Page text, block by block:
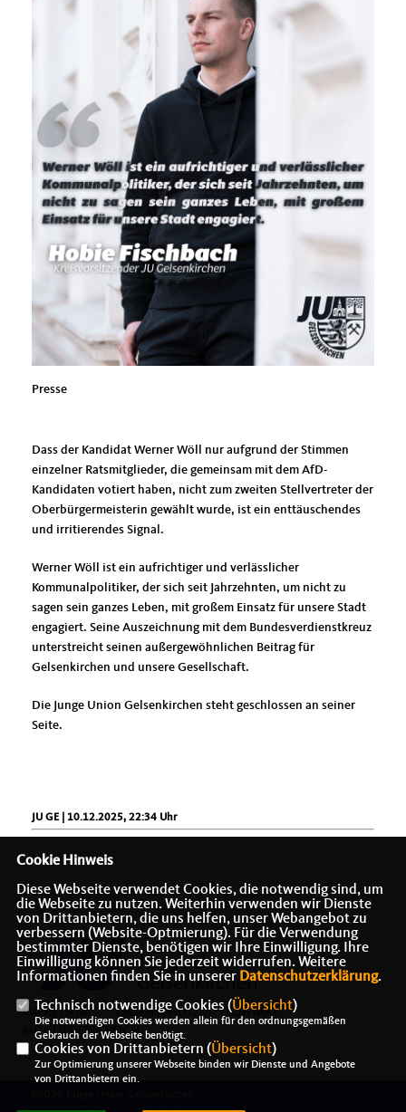
Presse
Dass der Kandidat Werner Wöll nur aufgrund der Stimmen
einzelner Ratsmitglieder, die gemeinsam mit dem AfD-
Kandidaten votiert haben, nicht zum zweiten Stellvertreter der
Oberbürgermeisterin gewählt wurde, ist ein enttäuschendes
und irritierendes Signal.
Werner Wöll ist ein aufrichtiger und verlässlicher
Kommunalpolitiker, der sich seit Jahrzehnten, um nicht zu
sagen sein ganzes Leben, mit großem Einsatz für unsere Stadt
engagiert. Seine Auszeichnung mit dem Bundesverdienstkreuz
unterstreicht seinen außergewöhnlichen Beitrag für
Gelsenkirchen und unsere Gesellschaft.
Die Junge Union Gelsenkirchen steht geschlossen an seiner
Seite.
JU GE | 10.12.2025, 22:34 Uhr
IMPRESSUM DATENSCHUTZ
KONTAKT
MITGLIEDERBEREICH
Cookie Hinweis
Diese Webseite verwendet Cookies, die notwendig sind, um
die Webseite zu nutzen. Weiterhin verwenden wir Dienste
von Drittanbietern, die uns helfen, unser Webangebot zu
verbessern (Website-Optmierung). Für die Verwendung
bestimmter Dienste, benötigen wir Ihre Einwilligung. Ihre
Einwilligung können Sie jederzeit widerrufen. Weitere
Informationen finden Sie in unserer Datenschutzerklärung.
Technisch notwendige Cookies (Übersicht)
Die notwendigen Cookies werden allein für den ordnungsgemäßen
Gebrauch der Webseite benötigt.
Cookies von Drittanbietern (Übersicht)
Zur Optimierung unserer Webseite binden wir Dienste und Angebote
von Drittanbietern ein.